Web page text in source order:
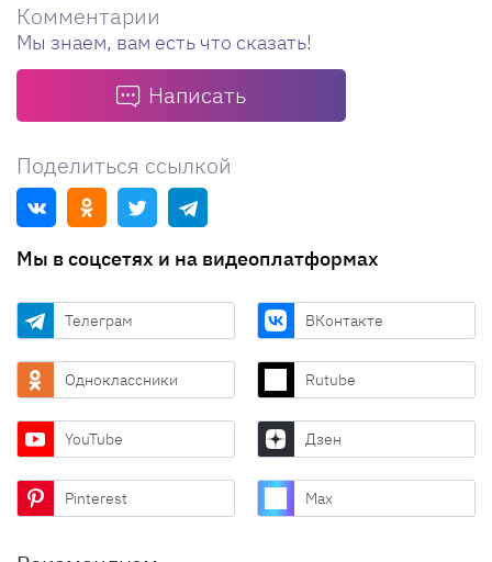
Комментарии
Мы знаем, вам есть что сказать!
Написать
Поделиться ссылкой
Мы в соцсетях и на видеоплатформах
Телеграм ВКонтакте
Одноклассники Rutube
YouTube Дзен
Pinterest Max